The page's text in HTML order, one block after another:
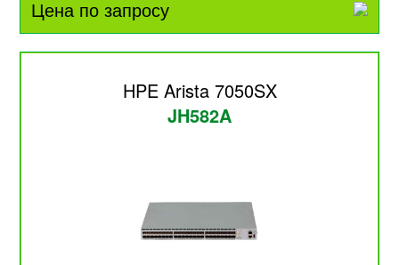
Цена по запросу
HPE Arista 7050SX
JH582A